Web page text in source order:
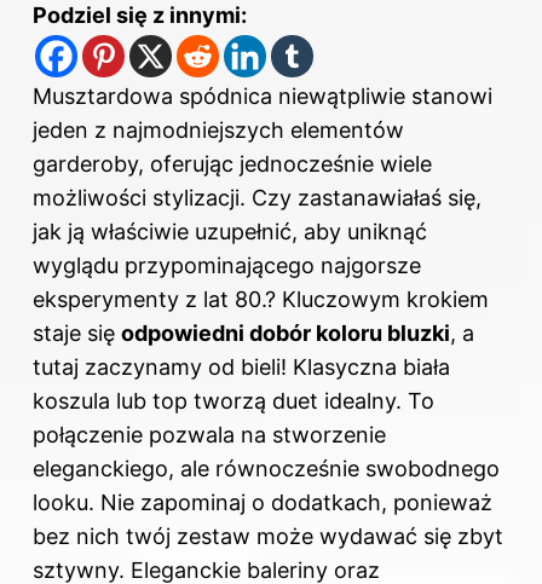
Podziel się z innymi:
Musztardowa spódnica niewątpliwie stanowi
jeden z najmodniejszych elementów
garderoby, oferując jednocześnie wiele
możliwości stylizacji. Czy zastanawiałaś się,
jak ją właściwie uzupełnić, aby uniknąć
wyglądu przypominającego najgorsze
eksperymenty z lat 80.? Kluczowym krokiem
staje się odpowiedni dobór koloru bluzki, a
tutaj zaczynamy od bieli! Klasyczna biała
koszula lub top tworzą duet idealny. To
połączenie pozwala na stworzenie
eleganckiego, ale równocześnie swobodnego
looku. Nie zapominaj o dodatkach, ponieważ
bez nich twój zestaw może wydawać się zbyt
sztywny. Eleganckie baleriny oraz